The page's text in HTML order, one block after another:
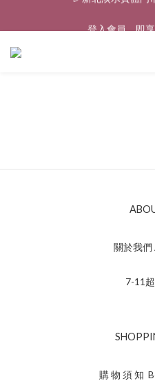
登入會員、即
🎉新北淡水實體門
關於我
7-11
購 物 須 知